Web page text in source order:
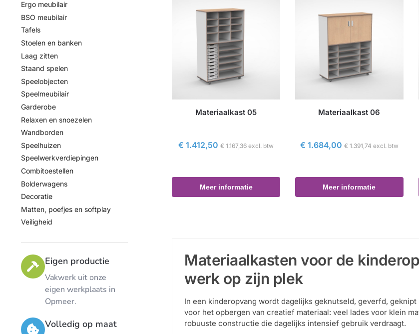
Materiaalkast 05
€ 1.412,50 € 1.167,36 excl. btw
Meer informatie
Materiaalkast 06
€ 1.684,00 € 1.391,74 excl. btw
Meer informatie
Materiaalkasten voor de
werk op zijn plek
In een kinderopvang wordt dagelijks geknutseld, geverfd,
voor het opbergen van creatief materiaal: veel lades voor klein
robuuste constructie die dagelijks intensief gebruik verdraagt.
Ergo meubilair
BSO meubilair
Tafels
Stoelen en banken
Laag zitten
Staand spelen
Speelobjecten
Speelmeubilair
Garderobe
Relaxen en snoezelen
Wandborden
Speelhuizen
Speelwerkverdiepingen
Combitoestellen
Bolderwagens
Decoratie
Matten, poefjes en softplay
Veiligheid
Eigen productie
Vakwerk uit onze
eigen werkplaats in
Opmeer.
Volledig op maat